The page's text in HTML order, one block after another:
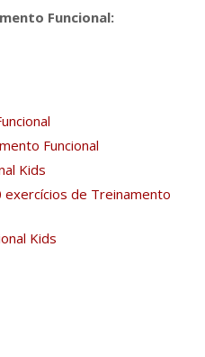
Funcional:
Funcional
Kids
exercícios de Treinamento
Kids